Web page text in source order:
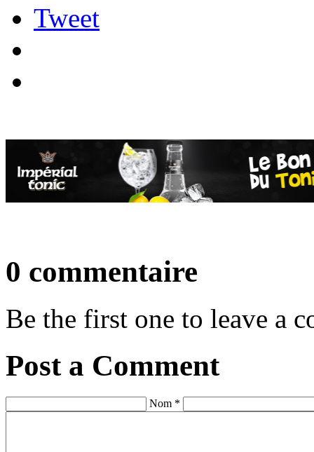
Tweet
0 commentaire
Be the first one to leave a
Post a Comment
Nom *